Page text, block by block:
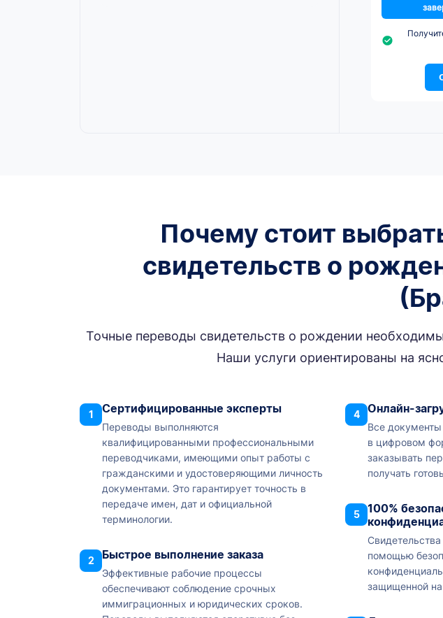
Почему стоит
свидетельств о
Точные переводы свидетельств о рождении
Наши услуги ориентированы на
1 Сертифицированные эксперты
Переводы выполняются
квалифицированными профессиональными
переводчиками, имеющими опыт работы с
гражданскими и удостоверяющими личность
документами. Это гарантирует точность в
передаче имен, дат и официальной
терминологии.
2 Быстрое выполнение заказа
Эффективные рабочие процессы
обеспечивают соблюдение срочных
иммиграционных и юридических сроков.
4 Онлайн-
Все
в цифровом
заказывать
получать
5
100%
помощью
защищенной